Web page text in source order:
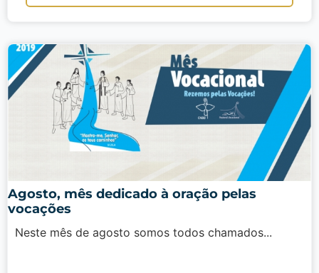
Agosto, mês dedicado à oração pelas
vocações
Neste mês de agosto somos todos chamados...